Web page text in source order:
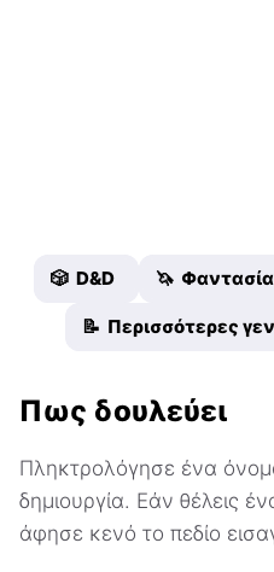
🎲 D&D 🦄 Φαντασία
📝 Περισσότερες
Πως δουλεύει
Πληκτρολόγησε ένα
δημιουργία. Εάν θέλεις
άφησε κενό το πεδίο